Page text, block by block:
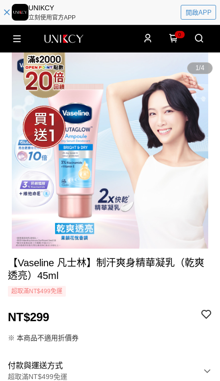
UNIKCY
立刻使用官方APP
開啟APP
0
1/4
【Vaseline 凡士林】制汗爽身精華凝乳（乾爽
透亮）45ml
超取滿NT$499免運
NT$299
※ 本商品不適用折價券
付款與運送方式
超取滿NT$499免運